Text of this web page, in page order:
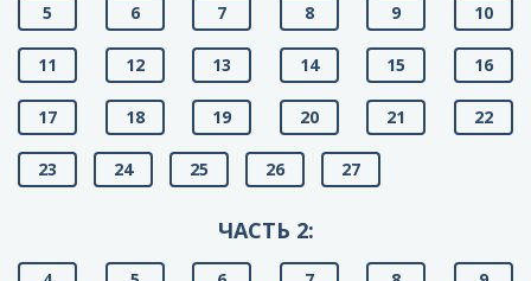
5 6 7 8 9 10
11 12 13 14 15 16
17 18 19 20 21 22
23 24 25 26 27
ЧАСТЬ 2: